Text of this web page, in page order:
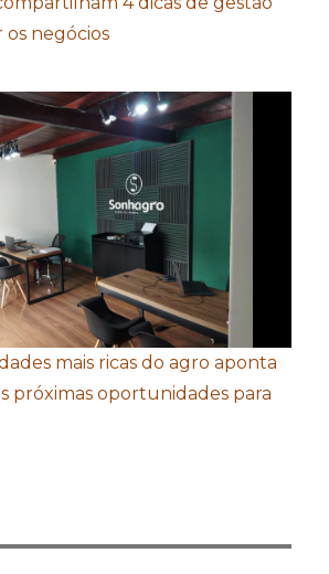
negócios
mais ricas do agro aponta
próximas oportunidades para